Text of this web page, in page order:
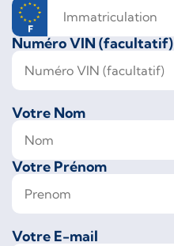
Numéro VIN (facultatif)
Votre Nom
Votre Prénom
Votre E-mail